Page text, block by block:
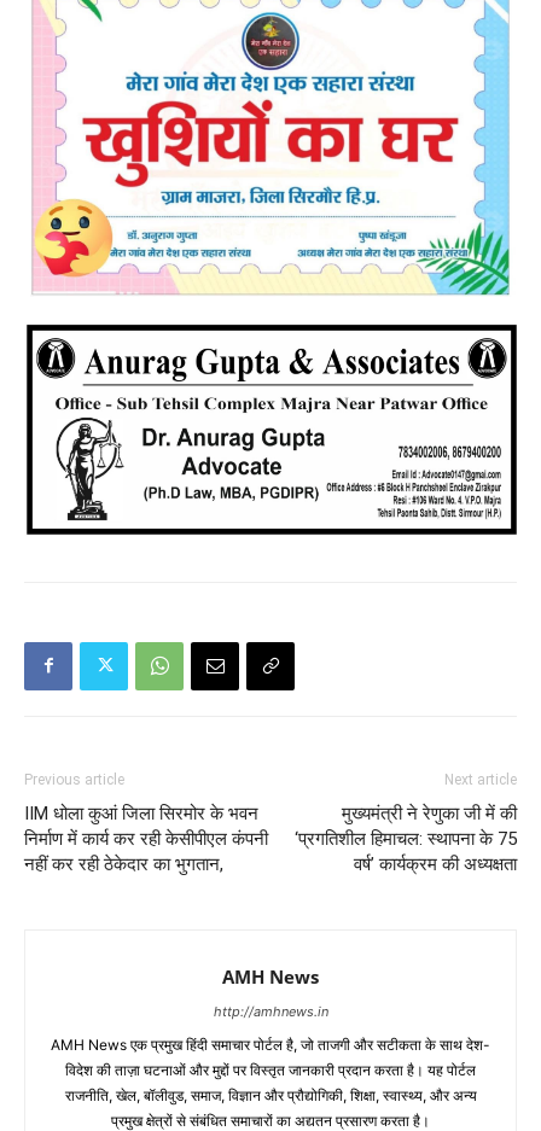
Previous article
IIM धोला कुआं जिला सिरमोर के भवन
निर्माण में कार्य कर रही केसीपीएल कंपनी
नहीं कर रही ठेकेदार का भुगतान,
Next article
मुख्यमंत्री ने रेणुका जी में की
‘प्रगतिशील हिमाचल: स्थापना के 75
वर्ष’ कार्यक्रम की अध्यक्षता
AMH News
http://amhnews.in
AMH News एक प्रमुख हिंदी समाचार पोर्टल है, जो ताजगी और सटीकता के साथ देश-
विदेश की ताज़ा घटनाओं और मुद्दों पर विस्तृत जानकारी प्रदान करता है। यह पोर्टल
राजनीति, खेल, बॉलीवुड, समाज, विज्ञान और प्रौद्योगिकी, शिक्षा, स्वास्थ्य, और अन्य
प्रमुख क्षेत्रों से संबंधित समाचारों का अद्यतन प्रसारण करता है।